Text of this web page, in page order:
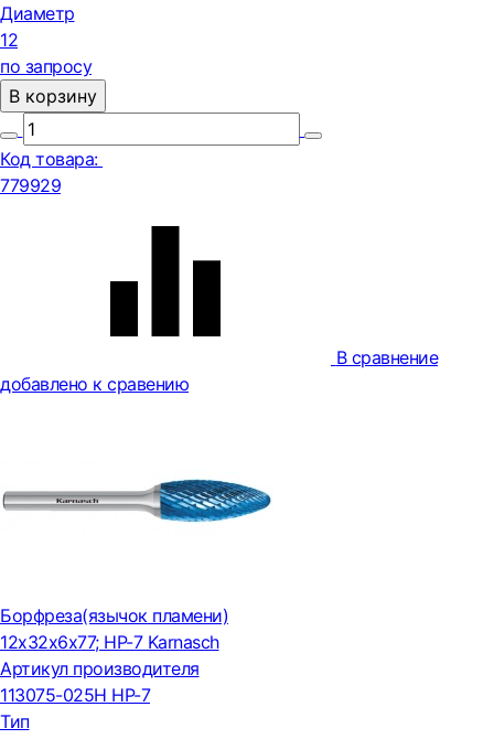
Диаметр
12
по запросу
В корзину
Код товара:
779929
В сравнение
добавлено к сравению
Борфреза(язычок пламени)
12x32x6x77; HP-7 Karnasch
Артикул производителя
113075-025H HP-7
Тип